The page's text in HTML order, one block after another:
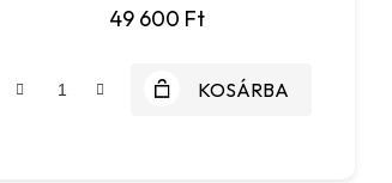
49 600 Ft
KOSÁRBA